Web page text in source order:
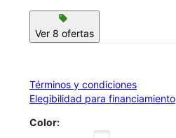
sell
Ver 8 ofertas
Términos y condiciones
Elegibilidad para financiamiento
Color: